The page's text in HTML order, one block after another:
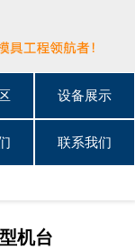
设备展示
联系我们
机台